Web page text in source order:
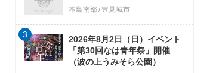
本島南部 豊見城市
2026年8月2日（日）イベント
「第30回なは青年祭」開催
（波の上うみそら公園）
3